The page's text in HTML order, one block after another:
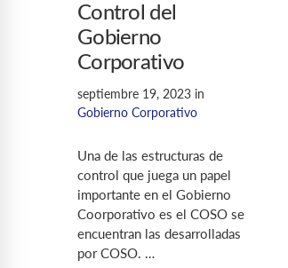
Control del
Gobierno
Corporativo
septiembre 19, 2023 in
Gobierno Corporativo
Una de las estructuras de
control que juega un papel
importante en el Gobierno
Coorporativo es el COSO se
encuentran las desarrolladas
por COSO. …